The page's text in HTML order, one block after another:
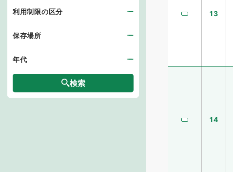
13
14
利用制限の区分
保存場所
年代
検索